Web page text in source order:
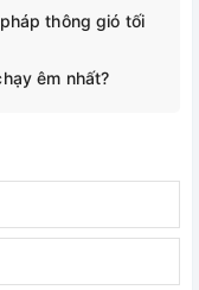
thông gió tối
êm nhất?